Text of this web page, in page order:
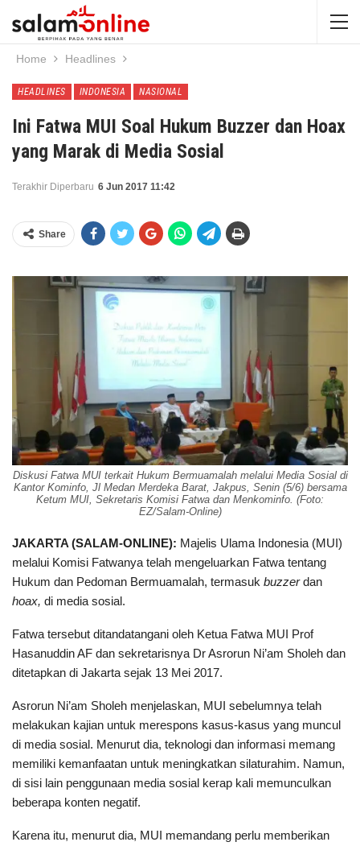
Home Headlines
HEADLINES INDONESIA NASIONAL
Ini Fatwa MUI Soal Hukum Buzzer dan Hoax
yang Marak di Media Sosial
Terakhir Diperbaru 6 Jun 2017 11:42
Share
Diskusi Fatwa MUI terkait Hukum Bermuamalah melalui Media Sosial di
Kantor Kominfo, Jl Medan Merdeka Barat, Jakpus, Senin (5/6) bersama
Ketum MUI, Sekretaris Komisi Fatwa dan Menkominfo. (Foto:
EZ/Salam-Online)
JAKARTA (SALAM-ONLINE): Majelis Ulama Indonesia (MUI)
melalui Komisi Fatwanya telah mengeluarkan Fatwa tentang
Hukum dan Pedoman Bermuamalah, termasuk buzzerdan
hoax, di media sosial.
Fatwa tersebut ditandatangani oleh Ketua Fatwa MUI Prof
Hasanuddin AF dan sekretarisnya Dr Asrorun Ni’am Sholeh dan
ditetapkan di Jakarta sejak 13 Mei 2017.
Asrorun Ni’am Sholeh menjelaskan, MUI sebelumnya telah
melakukan kajian untuk merespons kasus-kasus yang muncul
di media sosial. Menurut dia, teknologi dan informasi memang
memiliki kemanfaatan untuk meningkatkan silaturahim. Namun,
di sisi lain penggunaan media sosial kerap kali memunculkan
beberapa konten negatif.
Karena itu, menurut dia, MUI memandang perlu memberikan